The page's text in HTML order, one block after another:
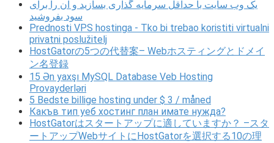
یک وب سایت با حداقل سرمایه گذاری بسازید و آن را برای
سود بفروشید
Prednosti VPS hostinga - Tko bi trebao koristiti virtualni
privatni poslužitelj
HostGatorの5つの代替案– Webホスティングとドメイ
ン名登録
15 Ən yaxşı MySQL Database Veb Hosting
Provayderləri
5 Bedste billige hosting under $ 3 / måned
Какъв тип уеб хостинг план имате нужда?
HostGatorはスタートアップに適していますか？ –スタ
ートアップWebサイトにHostGatorを選択する10の理